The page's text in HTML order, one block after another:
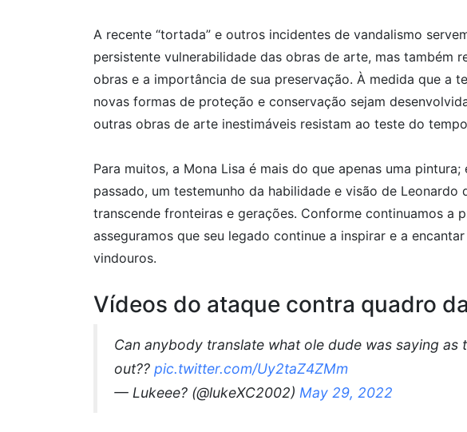
A recente “tortada” e outros incidentes de vandalismo
persistente vulnerabilidade das obras de arte, mas também
obras e a importância de sua preservação. À medida que a
novas formas de proteção e conservação sejam
outras obras de arte inestimáveis resistam ao teste do
Para muitos, a Mona Lisa é mais do que apenas uma
passado, um testemunho da habilidade e visão de Leonardo
transcende fronteiras e gerações. Conforme continuamos a
asseguramos que seu legado continue a inspirar e a
vindouros.
Vídeos do ataque contra quadro
Can anybody translate what ole dude was saying as
out??pic.twitter.com/Uy2taZ4ZMm
— Lukeee? (@lukeXC2002) May 29, 2022